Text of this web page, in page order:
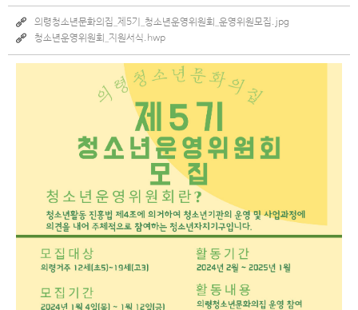
의령청소년문화의집_제5기_청소년운영위원회_운영위원모집.jpg
청소년운영위원회_지원서식.hwp